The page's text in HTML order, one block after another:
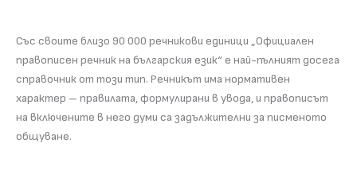
Със своите близо 90 000 речникови единици „Официален
правописен речник на българския език“ е най-пълният досега
справочник от този тип. Речникът има нормативен
характер – правилата, формулирани в увода, и правописът
на включените в него думи са задължителни за писменото
общуване.